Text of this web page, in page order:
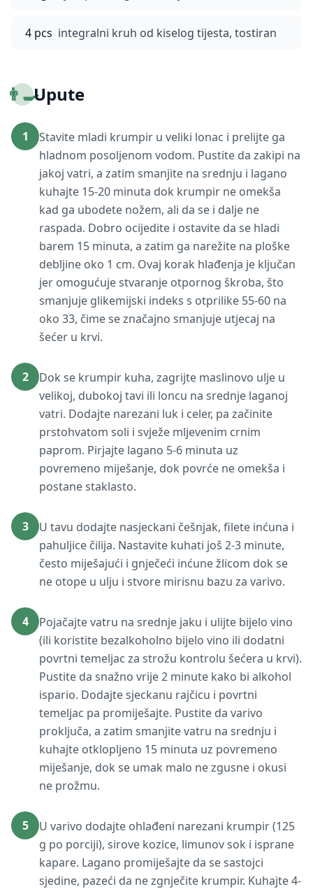
4 pcs integralni kruh od kiselog tijesta, tostiran
👨‍🍳Upute
1
Stavite mladi krumpir u veliki lonac i prelijte ga
hladnom posoljenom vodom. Pustite da zakipi na
jakoj vatri, a zatim smanjite na srednju i lagano
kuhajte 15-20 minuta dok krumpir ne omekša
kad ga ubodete nožem, ali da se i dalje ne
raspada. Dobro ocijedite i ostavite da se hladi
barem 15 minuta, a zatim ga narežite na ploške
debljine oko 1 cm. Ovaj korak hlađenja je ključan
jer omogućuje stvaranje otpornog škroba, što
smanjuje glikemijski indeks s otprilike 55-60 na
oko 33, čime se značajno smanjuje utjecaj na
šećer u krvi.
2
Dok se krumpir kuha, zagrijte maslinovo ulje u
velikoj, dubokoj tavi ili loncu na srednje laganoj
vatri. Dodajte narezani luk i celer, pa začinite
prstohvatom soli i svježe mljevenim crnim
paprom. Pirjajte lagano 5-6 minuta uz
povremeno miješanje, dok povrće ne omekša i
postane staklasto.
3
U tavu dodajte nasjeckani češnjak, filete inćuna i
pahuljice čilija. Nastavite kuhati još 2-3 minute,
često miješajući i gnječeći inćune žlicom dok se
ne otope u ulju i stvore mirisnu bazu za varivo.
4
Pojačajte vatru na srednje jaku i ulijte bijelo vino
(ili koristite bezalkoholno bijelo vino ili dodatni
povrtni temeljac za strožu kontrolu šećera u krvi).
Pustite da snažno vrije 2 minute kako bi alkohol
ispario. Dodajte sjeckanu rajčicu i povrtni
temeljac pa promiješajte. Pustite da varivo
proključa, a zatim smanjite vatru na srednju i
kuhajte otklopljeno 15 minuta uz povremeno
miješanje, dok se umak malo ne zgusne i okusi
ne prožmu.
5
U varivo dodajte ohlađeni narezani krumpir (125
g po porciji), sirove kozice, limunov sok i isprane
kapare. Lagano promiješajte da se sastojci
sjedine, pazeći da ne zgnječite krumpir. Kuhajte 4-